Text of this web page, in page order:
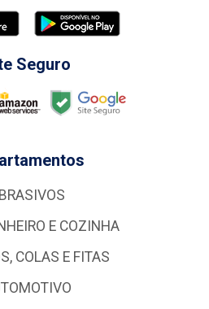
Seguro
E COZINHA
COLAS E FITAS